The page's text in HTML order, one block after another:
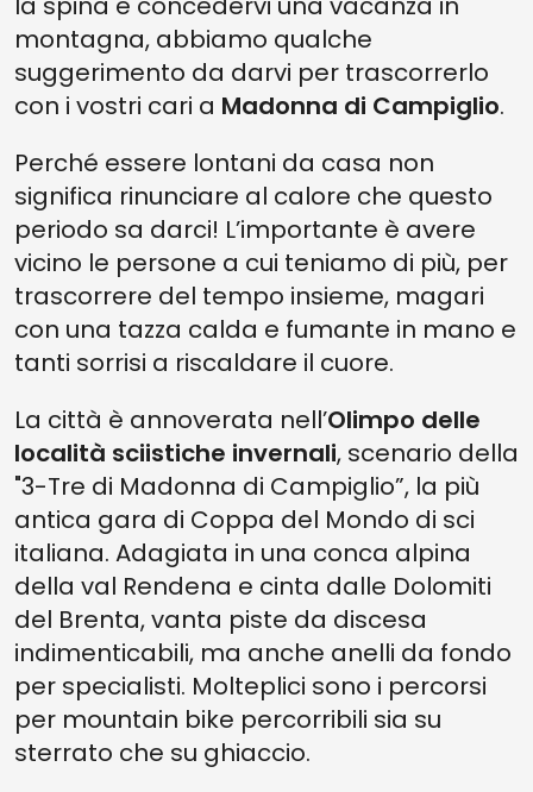
montagna, abbiamo qualche
suggerimento da darvi per trascorrerlo
con i vostri cari a Madonna di Campiglio.
Perché essere lontani da casa non
significa rinunciare al calore che questo
periodo sa darci! L’importante è avere
vicino le persone a cui teniamo di più, per
trascorrere del tempo insieme, magari
con una tazza calda e fumante in mano e
tanti sorrisi a riscaldare il cuore.
La città è annoverata nell’Olimpo delle
località sciistiche invernali, scenario della
"3-Tre di Madonna di Campiglio”, la più
antica gara di Coppa del Mondo di sci
italiana. Adagiata in una conca alpina
della val Rendena e cinta dalle Dolomiti
del Brenta, vanta piste da discesa
indimenticabili, ma anche anelli da fondo
per specialisti. Molteplici sono i percorsi
per mountain bike percorribili sia su
sterrato che su ghiaccio.